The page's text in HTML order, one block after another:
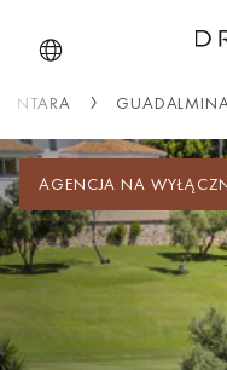
AGENCJA NA